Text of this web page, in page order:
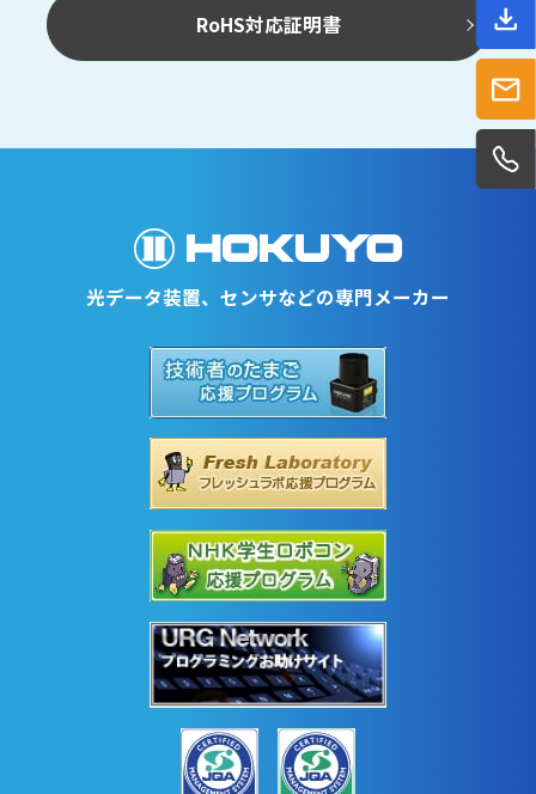
RoHS対応証明書
光データ装置、センサなどの専門メーカー